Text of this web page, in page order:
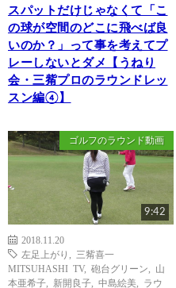
スパットだけじゃなくて「こ
の球が空間のどこに飛べば良
いのか？」って事を考えてプ
レーしないとダメ【うねり
会・三觜プロのラウンドレッ
スン編④】
ゴルフのラウンド動画
9:42
2018.11.20
左足上がり
三觜喜一
MITSUHASHI TV, 砲台グリーン
山
本亜希子
新開良子 中島絵美
ラウ